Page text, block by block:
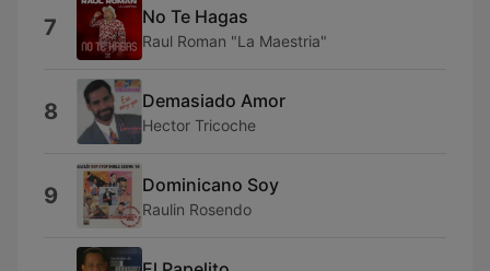
7 No Te Hagas
Raul Roman "La Maestria"
8 Demasiado Amor
Hector Tricoche
9 Dominicano Soy
Raulin Rosendo